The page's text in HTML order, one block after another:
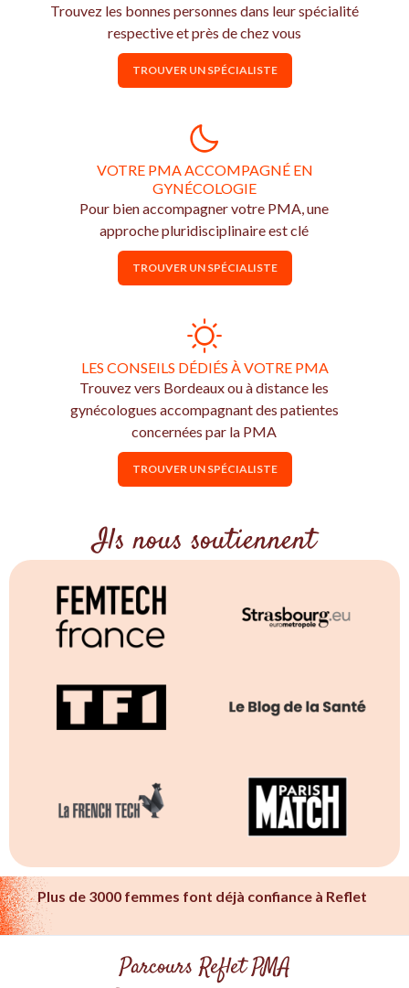
Trouvez les bonnes personnes dans leur spécialité
respective et près de chez vous
TROUVER UN SPÉCIALISTE
VOTRE PMA ACCOMPAGNÉ EN
GYNÉCOLOGIE
Pour bien accompagner votre PMA, une
approche pluridisciplinaire est clé
TROUVER UN SPÉCIALISTE
LES CONSEILS DÉDIÉS À VOTRE PMA
Trouvez vers Bordeaux ou à distance les
gynécologues accompagnant des patientes
concernées par la PMA
TROUVER UN SPÉCIALISTE
Ils nous soutiennent
Plus de 3000 femmes font déjà confiance à Reflet
Parcours Reflet PMA